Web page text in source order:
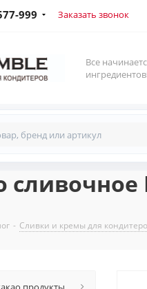
999 Заказать звонок
Все
- Сливки и кремы для